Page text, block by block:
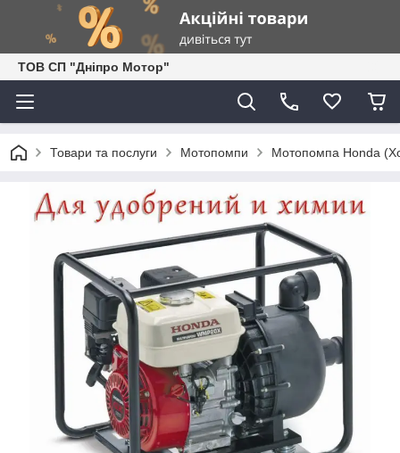
ТОВ СП "Дніпро Мотор"
Товари та послуги Мотопомпи Мотопомпа Honda